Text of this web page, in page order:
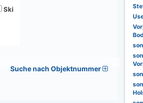
Ski
Suche nach Objektnummer